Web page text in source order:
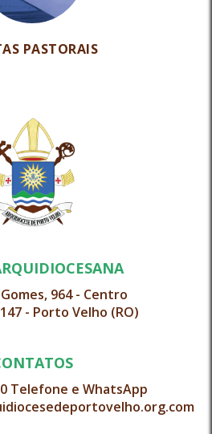
PASTORAIS
964 - Centro
- Porto Velho (RO)
Telefone e WhatsApp